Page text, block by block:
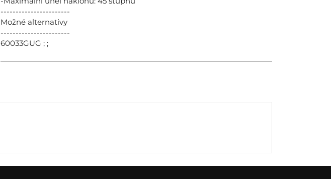
-----------------------
Možné alternativy
-----------------------
60033GUG ; ;